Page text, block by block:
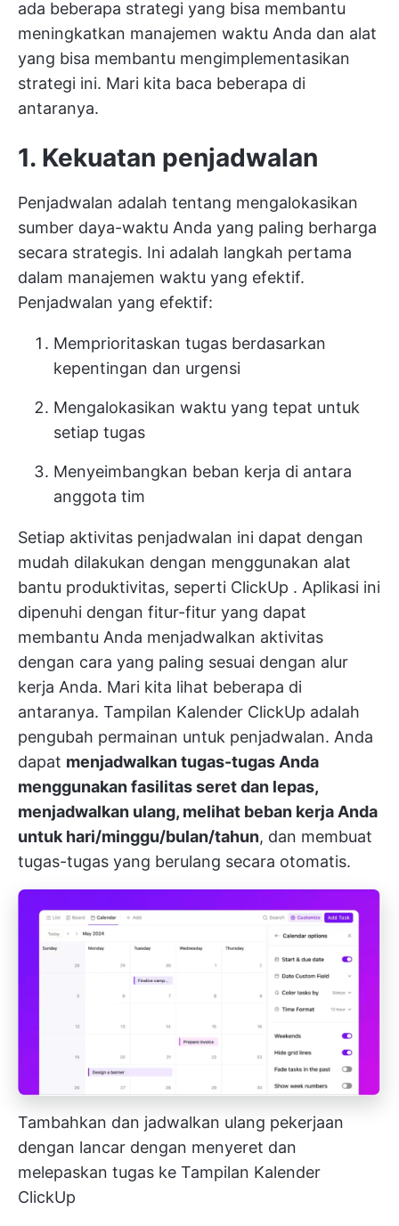
ada beberapa strategi yang bisa membantu
meningkatkan manajemen waktu Anda dan alat
yang bisa membantu mengimplementasikan
strategi ini. Mari kita baca beberapa di
antaranya.
1. Kekuatan penjadwalan
Penjadwalan adalah tentang mengalokasikan
sumber daya-waktu Anda yang paling berharga
secara strategis. Ini adalah langkah pertama
dalam manajemen waktu yang efektif.
Penjadwalan yang efektif:
Memprioritaskan tugas berdasarkan
kepentingan dan urgensi
Mengalokasikan waktu yang tepat untuk
setiap tugas
Menyeimbangkan beban kerja di antara
anggota tim
Setiap aktivitas penjadwalan ini dapat dengan
mudah dilakukan dengan menggunakan alat
bantu produktivitas, seperti ClickUp . Aplikasi ini
dipenuhi dengan fitur-fitur yang dapat
membantu Anda menjadwalkan aktivitas
dengan cara yang paling sesuai dengan alur
kerja Anda. Mari kita lihat beberapa di
antaranya. Tampilan Kalender ClickUp adalah
pengubah permainan untuk penjadwalan. Anda
dapat menjadwalkan tugas-tugas Anda
menggunakan fasilitas seret dan lepas,
menjadwalkan ulang, melihat beban kerja Anda
untuk hari/minggu/bulan/tahun, dan membuat
tugas-tugas yang berulang secara otomatis.
Tambahkan dan jadwalkan ulang pekerjaan
dengan lancar dengan menyeret dan
melepaskan tugas ke Tampilan Kalender
ClickUp